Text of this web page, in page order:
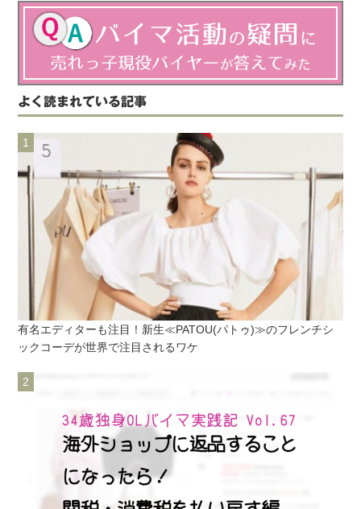
よく読まれている記事
有名エディターも注目！新生≪PATOU(パトゥ)≫のフレンチシ
ックコーデが世界で注目されるワケ